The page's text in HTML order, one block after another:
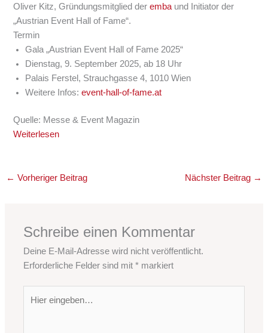
Oliver Kitz, Gründungsmitglied deremba und Initiator der
„Austrian Event Hall of Fame“.
Termin
Gala „Austrian Event Hall of Fame 2025“
Dienstag, 9. September 2025, ab 18 Uhr
Palais Ferstel, Strauchgasse 4, 1010 Wien
Weitere Infos:event-hall-of-fame.at
Quelle: Messe & Event Magazin
Weiterlesen
← Vorheriger Beitrag Nächster Beitrag →
Schreibe einen Kommentar
Deine E-Mail-Adresse wird nicht veröffentlicht.
Erforderliche Felder sind mit* markiert
eingeben…